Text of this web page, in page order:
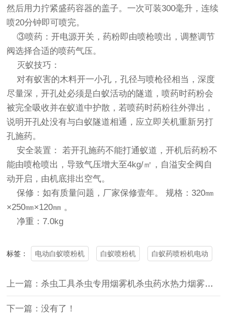
然后用力拧紧盛药容器的盖子。一次可装300毫升，连续
喷20分钟即可喷完。
③喷药：开电源开关，药粉即由喷枪喷出，调整调节
阀选择合适的喷药气压。
灭蚁技巧：
对有蚁害的木料开一小孔，孔径与喷枪径相当，深度
尽量深，开孔处必须是白蚁活动的隧道，喷药时药粉会
被完全吸收并在蚁道中护散，若喷药时药粉往外弹出，
说明开孔处没有与白蚁隧道相通，应立即关机重新另打
孔施药。
安全装置： 若开孔施药不能打通蚁道，开机后药粉不
能由喷枪喷出，导致气压增大至4kg/㎡，自溢安全阀自
动开启，由机底排出空气。
保修：如有质量问题，厂家保修壹年。 规格：320㎜
×250㎜×120㎜ 。
净重：7.0kg
标签： 电动白蚁喷粉机 白蚁喷粉机 白蚁药喷粉机电动
上一篇：杀虫工具杀虫专用烟雾机杀虫药水热力烟雾机农用烟雾机
下一篇：没有了！